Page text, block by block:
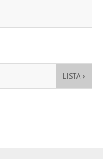
LISTA ›